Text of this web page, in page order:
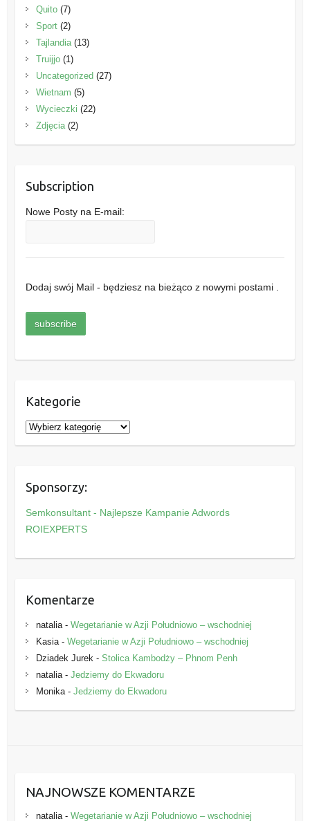
Quito(7)
Sport(2)
Tajlandia(13)
Truijjo(1)
Uncategorized(27)
Wietnam (5)
Wycieczki (22)
Zdjęcia(2)
Subscription
Nowe Posty na E-mail:
Dodaj swój Mail - będziesz na bieżąco z nowymi postami .
Kategorie
K
a
g
o
r
e
Sponsorzy:
Semkonsultant - Najlepsze Kampanie Adwords
ROIEXPERTS
Komentarze
natalia- Wegetarianie w Azji Południowo – wschodniej
Kasia- Wegetarianie w Azji Południowo – wschodniej
Dziadek Jurek - Stolica Kambodży – Phnom Penh
natalia- Jedziemy do Ekwadoru
Monika- Jedziemy do Ekwadoru
NAJNOWSZE KOMENTARZE
natalia- Wegetarianie w Azji Południowo – wschodniej